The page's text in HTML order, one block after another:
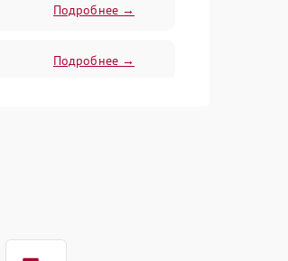
Подробнее →
Подробнее →